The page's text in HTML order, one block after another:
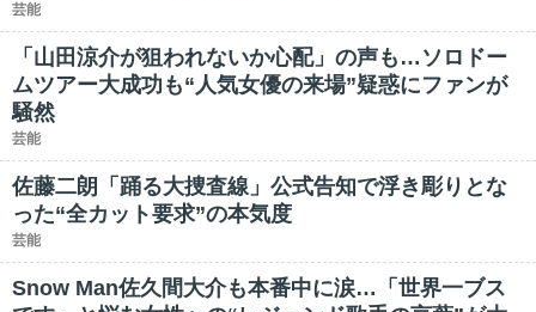
芸能
「山田涼介が狙われないか心配」の声も…ソロドー
ムツアー大成功も“人気女優の来場”疑惑にファンが
騒然
芸能
佐藤二朗「踊る大捜査線」公式告知で浮き彫りとな
った“全カット要求”の本気度
芸能
Snow Man佐久間大介も本番中に涙…「世界一ブス